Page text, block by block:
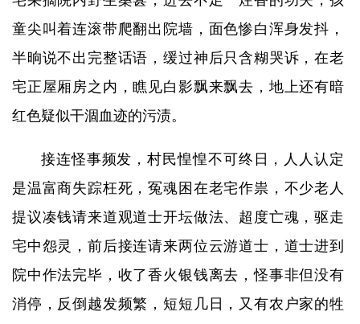
童尖叫着连滚带爬翻出院墙，面色惨白浑身发抖，
半晌说不出完整话语，缓过神后只含糊哭诉，在老
宅正屋厢房之内，瞧见白影飘来飘去，地上还有暗
红色疑似干涸血迹的污渍。
接连怪事频发，村民惶惶不可终日，人人认定
是温富商失踪枉死，冤魂困在老宅作祟，不少老人
提议凑钱请来道观道士开坛做法、超度亡魂，驱走
宅中怨灵，前后接连请来两位云游道士，道士进到
院中作法完毕，收了香火银钱离去，怪事非但没有
消停，反倒越发频繁，短短几日，又有农户家的牲